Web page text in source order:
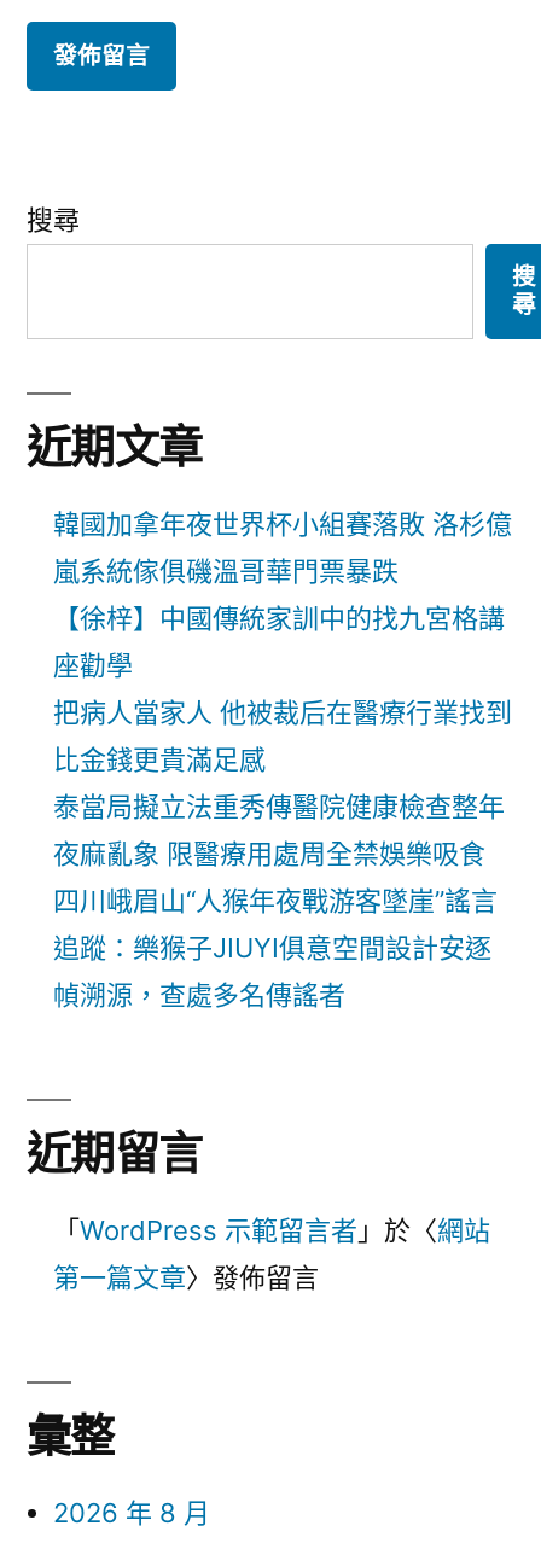
搜尋
搜
尋
近期文章
韓國加拿年夜世界杯小組賽落敗 洛杉億
嵐系統傢俱磯溫哥華門票暴跌
【徐梓】中國傳統家訓中的找九宮格講
座勸學
把病人當家人 他被裁后在醫療行業找到
比金錢更貴滿足感
泰當局擬立法重秀傳醫院健康檢查整年
夜麻亂象 限醫療用處周全禁娛樂吸食
四川峨眉山“人猴年夜戰游客墜崖”謠言
追蹤：樂猴子JIUYI俱意空間設計安逐
幀溯源，查處多名傳謠者
近期留言
「 WordPress 示範留言者 」於〈網站
第一篇文章〉發佈留言
彙整
2026 年 8 月